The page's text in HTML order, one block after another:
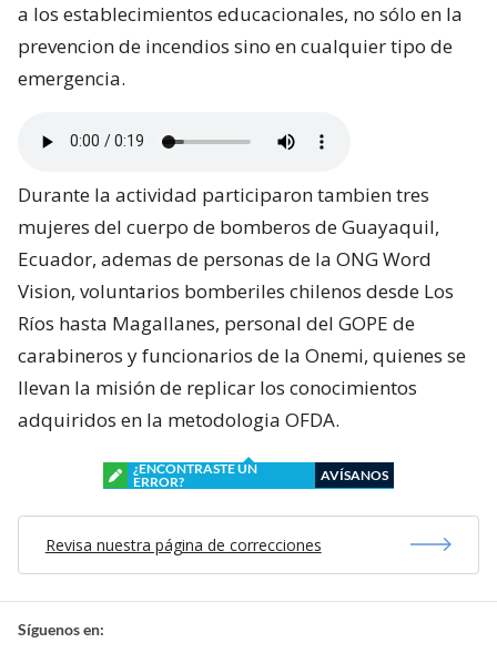
a los establecimientos educacionales, no sólo en la
prevencion de incendios sino en cualquier tipo de
emergencia.
Durante la actividad participaron tambien tres
mujeres del cuerpo de bomberos de Guayaquil,
Ecuador, ademas de personas de la ONG Word
Vision, voluntarios bomberiles chilenos desde Los
Ríos hasta Magallanes, personal del GOPE de
carabineros y funcionarios de la Onemi, quienes se
llevan la misión de replicar los conocimientos
adquiridos en la metodologia OFDA.
¿ENCONTRASTE UN
ERROR?
AVÍSANOS
Revisa nuestra página de correcciones
Síguenos en: